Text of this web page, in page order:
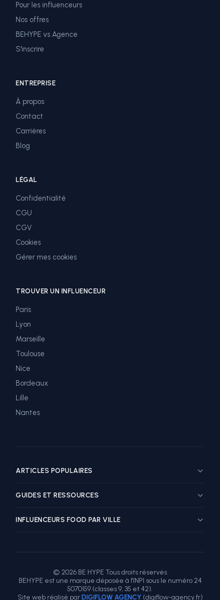
Pour les influenceurs
Nos offres
BEHYPE vs Agence
S'inscrire
ENTREPRISE
À propos
Contact
Carrières
Blog
LÉGAL
Confidentialité
CGU
CGV
Cookies
Gérer mes cookies
TROUVER UN INFLUENCEUR
Paris
Lyon
Marseille
Toulouse
Nice
Bordeaux
Lille
Nantes
ARTICLES POPULAIRES
Combien coûte un influenceur food
ROI campagne influence restaurant
Micro-influenceurs food : les avantages
GUIDES ET RESSOURCES
Agence Influenceurs
Partenariat Influenceur
Influenceur TikTok
INFLUENCEURS FOOD PAR VILLE
Influenceur food Lyon
Influenceur food Toulouse
Influenceur food Nice
© 2026 BE HYPE Tous droits réservés
BEHYPE est une marque déposée à l'INPI sous le numéro 24
5070159 (classes 9, 35 et 42).
Site web réalisé parDIGIFLOW AGENCY(digiflow-agency.fr)